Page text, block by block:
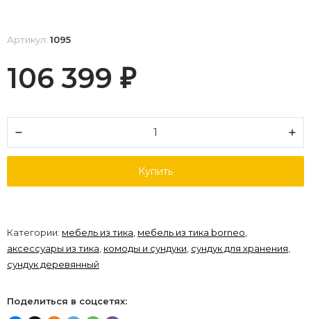
Артикул: 1095
106 399 ₽
Купить
Категории: мебель из тика, мебель из тика borneo,
аксессуары из тика, комоды и сундуки, сундук для хранения,
сундук деревянный
Поделиться в соцсетях: